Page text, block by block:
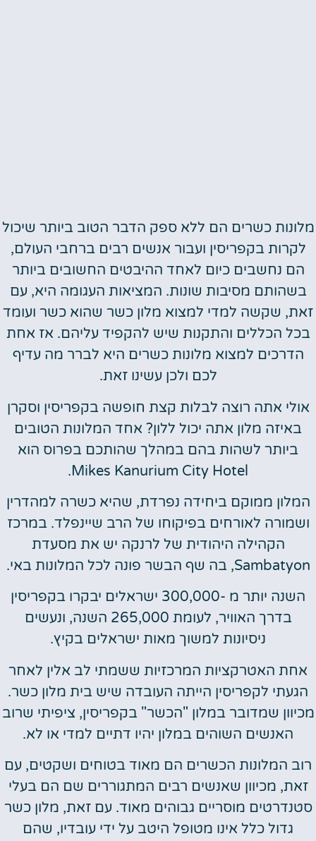
מלונות כשרים הם ללא ספק הדבר הטוב ביותר שיכול
לקרות בקפריסין ועבור אנשים רבים ברחבי העולם,
הם נחשבים כיום לאחד ההיבטים החשובים ביותר
בשהותם מסיבות שונות. המציאות העגומה היא, עם
זאת, שקשה למדי למצוא מלון כשר שהוא כשר ועומד
בכל הכללים והתקנות שיש להקפיד עליהם. אז אחת
הדרכים למצוא מלונות כשרים היא לברר מה עדיף
לכם ולכן עשינו זאת.
אולי אתה רוצה לבלות קצת חופשה בקפריסין וסקרן
באיזה מלון אתה יכול ללון? אחד המלונות הטובים
ביותר לשהות בהם במהלך שהותכם בפרוס הוא
Mikes Kanurium City Hotel.
המלון ממוקם ביחידה נפרדת, שהיא כשרה למהדרין
ושמורה לאורחים בפיקוחו של הרב שיינפלד. במרכז
הקהילה היהודית של לרנקה יש את מסעדת
Sambatyon, בה שף הבשר פונה לכל המלונות באי.
השנה יותר מ -300,000 ישראלים יבקרו בקפריסין
בדרך האוויר, לעומת 265,000 השנה, ונעשים
ניסיונות למשוך מאות ישראלים בקיץ.
אחת האטרקציות המרכזיות ששמתי לב אלין לאחר
הגעתי לקפריסין הייתה העובדה שיש בית מלון כשר.
מכיוון שמדובר במלון "הכשר" בקפריסין, ציפיתי שרוב
האנשים השוהים במלון יהיו דתיים למדי או לא.
רוב המלונות הכשרים הם מאוד בטוחים ושקטים, עם
זאת, מכיוון שאנשים רבים המתגוררים שם הם בעלי
סטנדרטים מוסריים גבוהים מאוד. עם זאת, מלון כשר
גדול כלל אינו מטופל היטב על ידי עובדיו, שהם